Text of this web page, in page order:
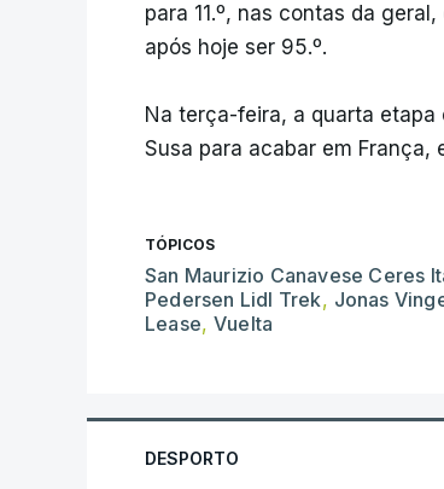
para 11.º, nas contas da
após hoje ser 95.º.
Na terça-feira, a quarta
Susa para acabar em França,
TÓPICOS
San Maurizio Canavese Ceres
Pedersen Lidl Trek, Jonas
Lease, Vuelta
DESPORTO